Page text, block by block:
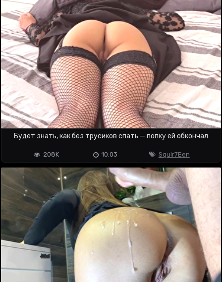
Будет знать, как без трусиков спать — попку ей обкончал
Squir7Een
10:03
208K